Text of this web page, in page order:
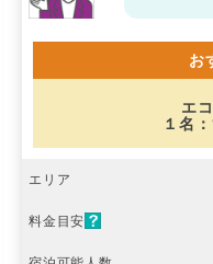
お
エ
１名
エリア
料金目安